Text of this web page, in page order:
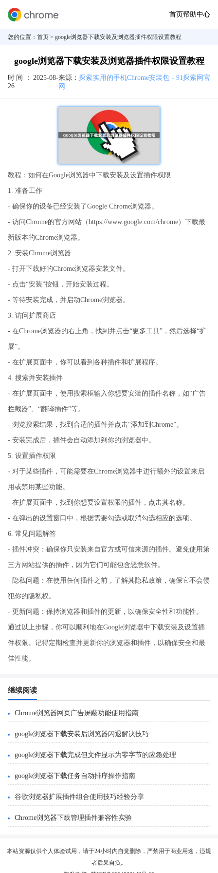
首页帮助中心
您的位置： 首页 > google浏览器下载安装及浏览器插件权限设置教程
google浏览器下载安装及浏览器插件权限设置教程
时间： 2025-08-
26
来源：探索实用的手机Chrome安装包 - 91探索网官
网
教程：如何在Google浏览器中下载安装及设置插件权限
1. 准备工作
- 确保你的设备已经安装了Google Chrome浏览器。
- 访问Chrome的官方网站（https://www.google.com/chrome）下载最
新版本的Chrome浏览器。
2. 安装Chrome浏览器
- 打开下载好的Chrome浏览器安装文件。
- 点击“安装”按钮，开始安装过程。
- 等待安装完成，并启动Chrome浏览器。
3. 访问扩展商店
- 在Chrome浏览器的右上角，找到并点击“更多工具”，然后选择“扩
展”。
- 在扩展页面中，你可以看到各种插件和扩展程序。
4. 搜索并安装插件
- 在扩展页面中，使用搜索框输入你想要安装的插件名称，如“广告
拦截器”、“翻译插件”等。
- 浏览搜索结果，找到合适的插件并点击“添加到Chrome”。
- 安装完成后，插件会自动添加到你的浏览器中。
5. 设置插件权限
- 对于某些插件，可能需要在Chrome浏览器中进行额外的设置来启
用或禁用某些功能。
- 在扩展页面中，找到你想要设置权限的插件，点击其名称。
- 在弹出的设置窗口中，根据需要勾选或取消勾选相应的选项。
6. 常见问题解答
- 插件冲突：确保你只安装来自官方或可信来源的插件。避免使用第
三方网站提供的插件，因为它们可能包含恶意软件。
- 隐私问题：在使用任何插件之前，了解其隐私政策，确保它不会侵
犯你的隐私权。
- 更新问题：保持浏览器和插件的更新，以确保安全性和功能性。
通过以上步骤，你可以顺利地在Google浏览器中下载安装及设置插
件权限。记得定期检查并更新你的浏览器和插件，以确保安全和最
佳性能。
继续阅读
Chrome浏览器网页广告屏蔽功能使用指南
google浏览器下载安装后浏览器闪退解决技巧
google浏览器下载完成但文件显示为零字节的应急处理
google浏览器下载任务自动排序操作指南
谷歌浏览器扩展插件组合使用技巧经验分享
Chrome浏览器下载管理插件兼容性实验
本站资源仅供个人体验试用，请于24小时内自觉删除，严禁用于商业用途，违规
者后果自负。